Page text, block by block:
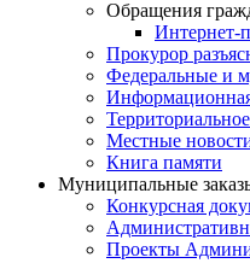
Обращения
Интернет-
Прокурор
Федеральные и
Информационная
Местные
Книга памяти
Муниципальные
Конкурсная
Проекты